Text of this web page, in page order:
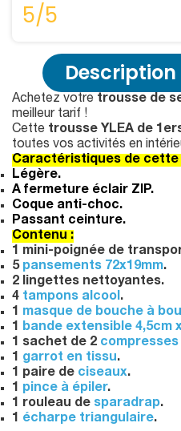
5/5
Achetez votre trousse de
meilleur tarif !
Cette trousse YLEA de
toutes vos activités en
Caractéristiques de cette
Légère.
A fermeture éclair ZIP.
Coque anti-choc.
Passant ceinture.
Contenu :
1 mini-poignée de
5 pansements 72x19mm.
2 lingettes nettoyantes.
4 tampons alcool.
1 masque de bouche à
1 bande extensible 4,5cm
1 sachet de 2 compresses
1 garrot en tissu.
1 paire de ciseaux.
1 pince à épiler.
1 rouleau de sparadrap.
1 écharpe triangulaire.